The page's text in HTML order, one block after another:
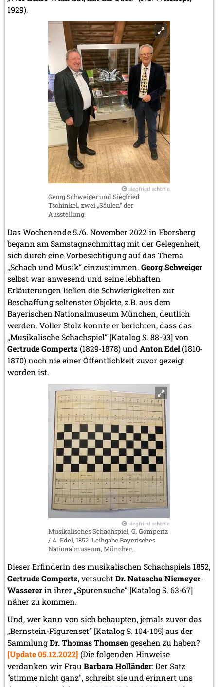
1929).
siegfried schönle
Georg Schweiger und Siegfried
Tschinkel, zwei „Säulen“ der
Ausstellung.
Das Wochenende 5./6. November 2022 in Ebersberg
begann am Samstagnachmittag mit der Gelegenheit,
sich durch eine Vorbesichtigung auf das Thema
„Schach und Musik“ einzustimmen. Georg Schweiger
selbst war anwesend und seine lebhaften
Erläuterungen ließen die Schwierigkeiten zur
Beschaffung seltenster Objekte, z.B. aus dem
Bayerischen Nationalmuseum München, deutlich
werden. Voller Stolz konnte er berichten, dass das
„Musikalische Schachspiel“ [Katalog S. 88-93] von
Gertrude Gompertz (1829-1878) und Anton Edel(1810-
1870) noch nie einer Öffentlichkeit zuvor gezeigt
worden ist.
siegfried schönle
Musikalisches Schachspiel, G. Gompertz
/ A. Edel, 1852. Leihgabe Bayerisches
Nationalmuseum, München.
Dieser Erfinderin des musikalischen Schachspiels 1852,
Gertrude Gompertz, versucht Dr. Natascha Niemeyer-
Wassererin ihrer „Spurensuche“ [Katalog S. 63-67]
näher zu kommen.
Und, wer kann von sich behaupten, jemals zuvor das
„Bernstein-Figurenset“ [Katalog S. 104-105] aus der
SammlungDr. Thomas Thomsengesehen zu haben?
[Update 05.12.2022] (Die folgenden Hinweise
verdanken wir Frau Barbara Holländer: Der Satz
"stimme nicht ganz", schreibt sie und erinnert uns